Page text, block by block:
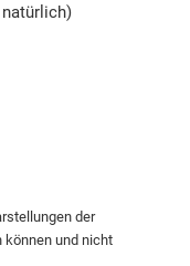
der
können und nicht